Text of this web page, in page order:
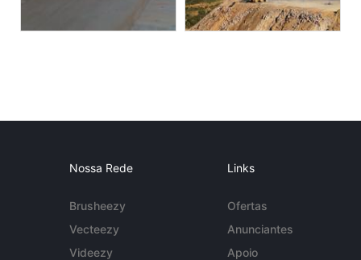
Nossa Rede
Brusheezy
Vecteezy
Videezy
Links
Ofertas
Anunciantes
Apoio